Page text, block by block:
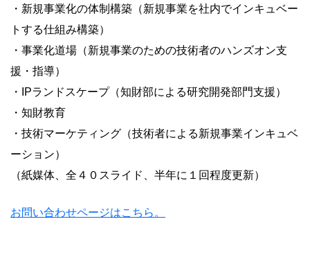
・新規事業化の体制構築（新規事業を社内でインキュベー
トする仕組み構築）
・事業化道場（新規事業のための技術者のハンズオン支
援・指導）
・IPランドスケープ（知財部による研究開発部門支援）
・知財教育
・技術マーケティング（技術者による新規事業インキュベ
ーション）
（紙媒体、全４０スライド、半年に１回程度更新）
お問い合わせページはこちら。